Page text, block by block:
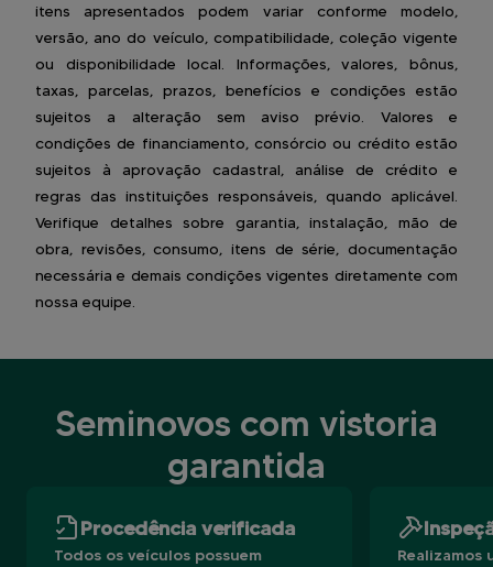
itens apresentados podem variar conforme modelo,
versão, ano do veículo, compatibilidade, coleção vigente
ou disponibilidade local. Informações, valores, bônus,
taxas, parcelas, prazos, benefícios e condições estão
sujeitos a alteração sem aviso prévio. Valores e
condições de financiamento, consórcio ou crédito estão
sujeitos à aprovação cadastral, análise de crédito e
regras das instituições responsáveis, quando aplicável.
Verifique detalhes sobre garantia, instalação, mão de
obra, revisões, consumo, itens de série, documentação
necessária e demais condições vigentes diretamente com
nossa equipe.
Seminovos com vistoria
garantida
Procedência verificada
Todos os veículos possuem
Realizamos